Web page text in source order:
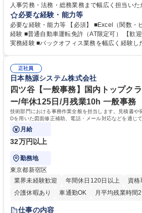
人事労務・法務・総務業務まで幅広く担当い
るバックオフィスとして、将来的には管理職候
います。 勤怠管理や入退社手続き、社会保険手続き、採用補助などの人事
労務業務を中心に、契約書管理、備品・設備
営などの総務業務も担当します。また、コンプ
支える中核メンバーとして活躍いただきます。 募集職種 【名古屋/総務】
人事労務にも挑戦可能/年休124日/福利厚生充実
必要な経験・能力等
必要な経験・能力等 【必須】 ■Excel（関数・
経験 ■普通自動車運転免許（AT限定可） 【歓迎】 ■総務または人事労務の
実務経験 ■バックオフィス業務を幅広く経験し
歴：大学院 大学 高専 短大 専修学校 高校 語学
級
正社員
日本熱源システム株式会社
四ツ谷【一般事務】国内トップク
ー/年休125日/月残業10h 一般事務
技術部門における事務作業全般を担当します。見積書や
Dを用いた図面修正補助、電話・メール対応などを通じ
ンです。
月給
32万円以上
勤務地
東京都新宿区
業界未経験歓迎
年間休日120日以上
資格
介護休暇あり
車通勤OK 月平均残業時間
賞与あり
交通費支給
仕事の内容